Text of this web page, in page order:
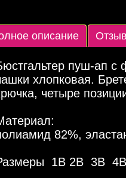
описание
пуш-ап с
хлопковая.
четыре
82%,
1В 2В 3В
Подробнее